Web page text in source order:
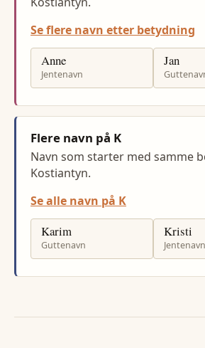
Se flere navn etter betydning
Anne
Jentenavn
Jan
Flere navn på K
Navn som starter med samme
Kostiantyn.
Se alle navn på K
Karim
Guttenavn
Kristi
Jentenavn